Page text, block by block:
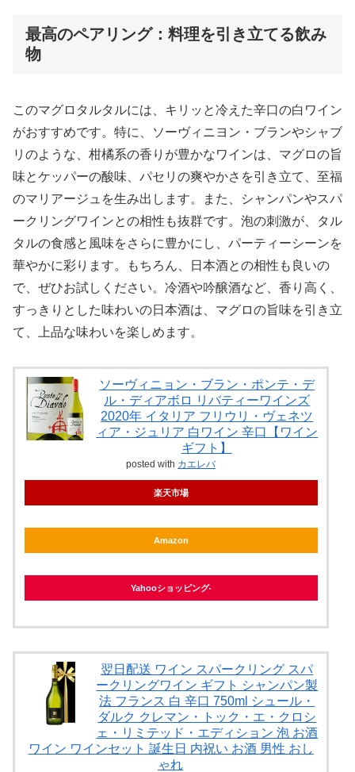
最高のペアリング：料理を引き立てる飲み
物
このマグロタルタルには、キリッと冷えた辛口の白ワイン
がおすすめです。特に、ソーヴィニヨン・ブランやシャブ
リのような、柑橘系の香りが豊かなワインは、マグロの旨
味とケッパーの酸味、パセリの爽やかさを引き立て、至福
のマリアージュを生み出します。また、シャンパンやスパ
ークリングワインとの相性も抜群です。泡の刺激が、タル
タルの食感と風味をさらに豊かにし、パーティーシーンを
華やかに彩ります。もちろん、日本酒との相性も良いの
で、ぜひお試しください。冷酒や吟醸酒など、香り高く、
すっきりとした味わいの日本酒は、マグロの旨味を引き立
て、上品な味わいを楽しめます。
ソーヴィニョン・ブラン・ポンテ・デ
ル・ディアボロ リバティーワインズ
2020年 イタリア フリウリ・ヴェネツ
ィア・ジュリア 白ワイン 辛口【ワイン
ギフト】
posted with カエレバ
楽天市場
Amazon
Yahooショッピング
翌日配送 ワイン スパークリング スパ
ークリングワイン ギフト シャンパン製
法 フランス 白 辛口 750ml シュール・
ダルク クレマン・トック・エ・クロシ
ェ・リミテッド・エディション 泡 お酒
ワイン ワインセット 誕生日 内祝い お酒 男性 おし
ゃれ